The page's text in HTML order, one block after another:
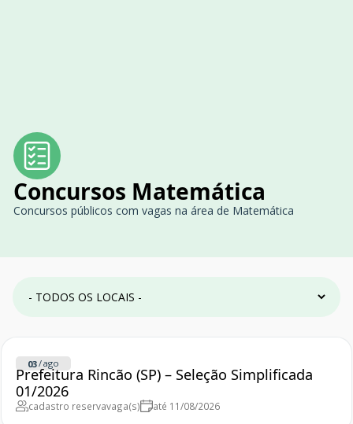
Concursos Matemática
Concursos públicos com vagas na área de Matemática
03/ago
Prefeitura Rincão (SP) – Seleção Simplificada
01/2026
cadastro reservavaga(s) até 11/08/2026